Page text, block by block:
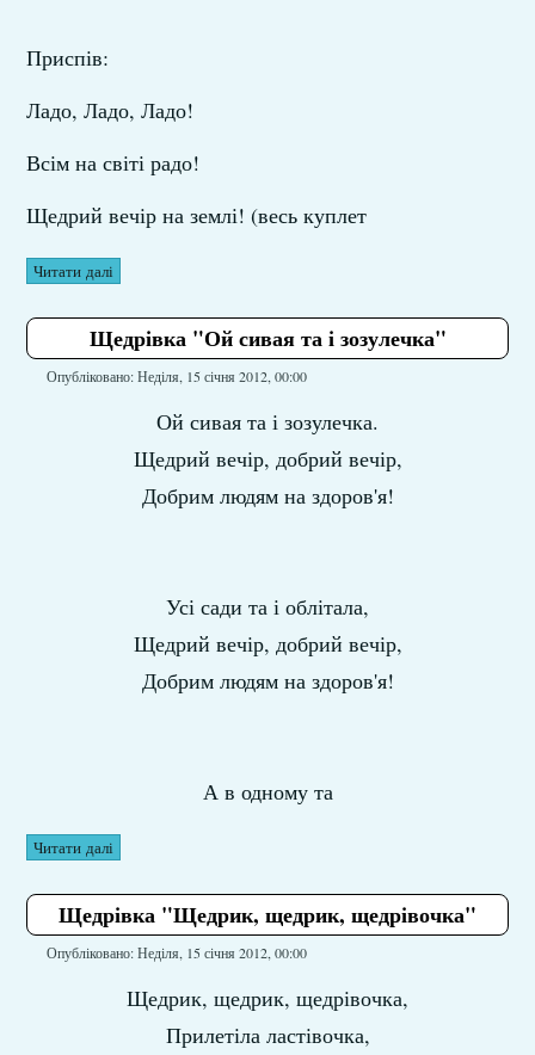
Приспів:
Ладо, Ладо, Ладо!
Всім на світі радо!
Щедрий вечір на землі! (весь куплет
Читати далі
Щедрівка "Ой сивая та і зозулечка"
Опубліковано: Неділя, 15 січня 2012, 00:00
Ой сивая та і зозулечка.
Щедрий вечір, добрий вечір,
Добрим людям на здоров'я!
Усі сади та і облітала,
Щедрий вечір, добрий вечір,
Добрим людям на здоров'я!
А в одному та
Читати далі
Щедрівка "Щедрик, щедрик, щедрівочка"
Опубліковано: Неділя, 15 січня 2012, 00:00
Щедрик, щедрик, щедрівочка,
Прилетіла ластівочка,